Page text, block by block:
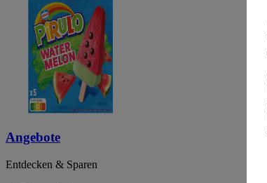
Angebote
Entdecken & Sparen